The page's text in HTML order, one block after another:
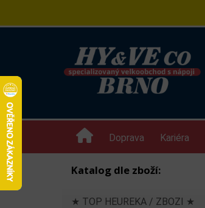
Doprava Kariéra
Katalog dle zboží:
★ TOP HEUREKA / ZBOZI ★